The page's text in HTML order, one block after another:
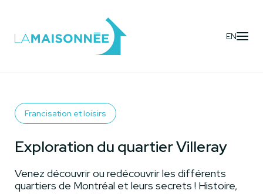
EN
Francisation et loisirs
Exploration du quartier Villeray
Venez découvrir ou redécouvrir les différents
quartiers de Montréal et leurs secrets ! Histoire,